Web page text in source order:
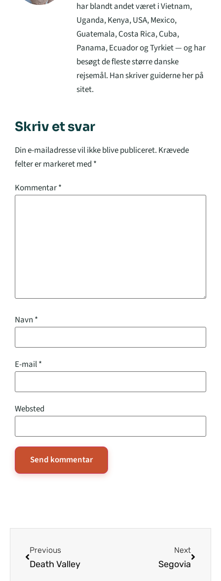
har blandt andet været i Vietnam,
Uganda, Kenya, USA, Mexico,
Guatemala, Costa Rica, Cuba,
Panama, Ecuador og Tyrkiet — og har
besøgt de fleste større danske
rejsemål. Han skriver guiderne her på
sitet.
Skriv et svar
Din e-mailadresse vil ikke blive publiceret. Krævede
felter er markeret med *
Kommentar*
Navn *
E-mail*
Websted
Previous
Death Valley
Next
Segovia